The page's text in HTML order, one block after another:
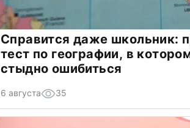
Справится даже школьник:
тест по географии, в
стыдно ошибиться
6 августа 35